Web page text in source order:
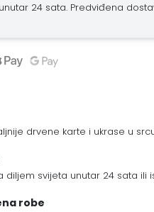
24 sata. Predviđena
drvene karte i ukrase u
diljem svijeta unutar 24 sata ili
robe